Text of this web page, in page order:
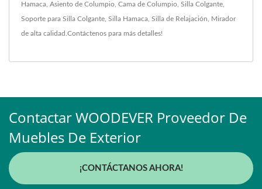
Hamaca, Asiento de Columpio, Cama de Columpio, Silla Colgante,
Soporte para Silla Colgante, Silla Hamaca, Silla de Relajación, Mirador
de alta calidad.Contáctenos para más detalles!
Contactar WOODEVER Proveedor De
Muebles De Exterior
¡CONTÁCTANOS AHORA!